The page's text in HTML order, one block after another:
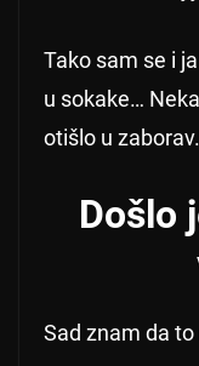
Tako sam se i
u sokake…
otišlo u zaborav.
Došlo
Sad znam da